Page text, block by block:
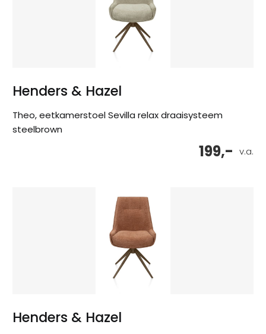
Henders & Hazel
Theo, eetkamerstoel Sevilla relax draaisysteem
steelbrown
v.a.
199,-
Henders & Hazel